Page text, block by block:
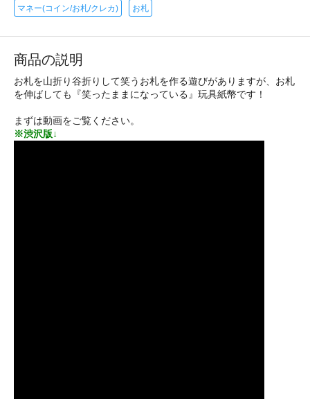
マネー(コイン/お札/クレカ) お札
商品の説明
お札を山折り谷折りして笑うお札を作る遊びがありますが、お札
を伸ばしても『笑ったままになっている』玩具紙幣です！
まずは動画をご覧ください。
※渋沢版↓